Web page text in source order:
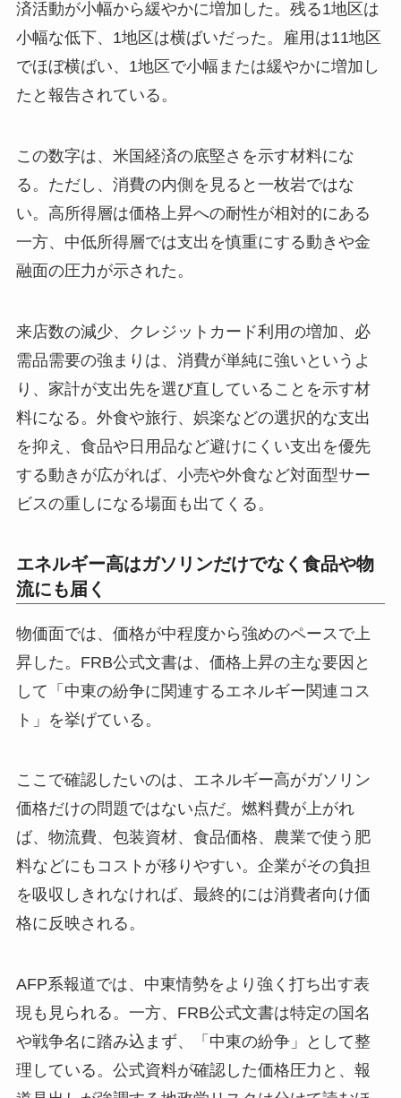
済活動が小幅から緩やかに増加した。残る1地区は
小幅な低下、1地区は横ばいだった。雇用は11地区
でほぼ横ばい、1地区で小幅または緩やかに増加し
たと報告されている。
この数字は、米国経済の底堅さを示す材料にな
る。ただし、消費の内側を見ると一枚岩ではな
い。高所得層は価格上昇への耐性が相対的にある
一方、中低所得層では支出を慎重にする動きや金
融面の圧力が示された。
来店数の減少、クレジットカード利用の増加、必
需品需要の強まりは、消費が単純に強いというよ
り、家計が支出先を選び直していることを示す材
料になる。外食や旅行、娯楽などの選択的な支出
を抑え、食品や日用品など避けにくい支出を優先
する動きが広がれば、小売や外食など対面型サー
ビスの重しになる場面も出てくる。
エネルギー高はガソリンだけでなく食品や物
流にも届く
物価面では、価格が中程度から強めのペースで上
昇した。FRB公式文書は、価格上昇の主な要因と
して「中東の紛争に関連するエネルギー関連コス
ト」を挙げている。
ここで確認したいのは、エネルギー高がガソリン
価格だけの問題ではない点だ。燃料費が上がれ
ば、物流費、包装資材、食品価格、農業で使う肥
料などにもコストが移りやすい。企業がその負担
を吸収しきれなければ、最終的には消費者向け価
格に反映される。
AFP系報道では、中東情勢をより強く打ち出す表
現も見られる。一方、FRB公式文書は特定の国名
や戦争名に踏み込まず、「中東の紛争」として整
理している。公式資料が確認した価格圧力と、報